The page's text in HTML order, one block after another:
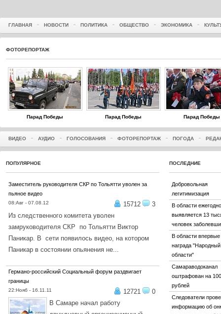
ГЛАВНАЯ НОВОСТИ ПОЛИТИКА ОБЩЕСТВО ЭКОНОМИКА
ФОТОРЕПОРТАЖ
Парад Победы Парад Победы Парад Победы
ВИДЕО АУДИО ГОЛОСОВАНИЯ ФОТОРЕПОРТАЖ ПОГОДА
ПОПУЛЯРНОЕ
Заместитель руководителя СКР по Тольятти уволен за
пьяное видео
08:Авг - 07.08.12 15712
3
Из следственного комитета уволен
замруководителя СКР по Тольятти Виктор
Паникар. В сети появилось видео, на котором
Паникар в состоянии опьянения не...
Германо-российский Социальный форум раздвигает
границы
22:Нояб - 16.11.11 12721
0
В Самаре начал работу
ПОСЛЕДНИЕ
Добровольная
легитимизация
В области
выявляется 13
человек
В области
награда
области"
Самараводоканал
оштрафован на
рублей
Следователи
информацию об